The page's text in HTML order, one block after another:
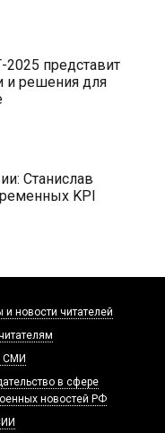
представит
и решения для
Станислав
KPI
и новости читателей
СМИ
в сфере
новостей РФ